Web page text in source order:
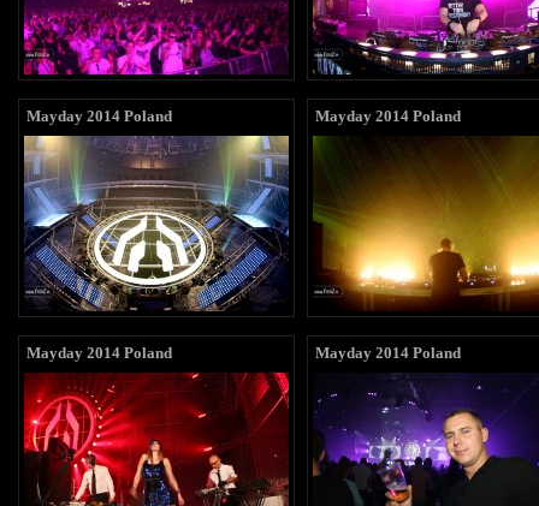
Mayday 2014 Poland Mayday 2014 Poland
Mayday 2014 Poland Mayday 2014 Poland